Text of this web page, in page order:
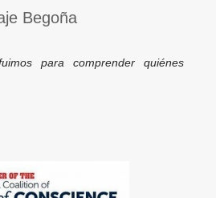
Begoña
para comprender quiénes